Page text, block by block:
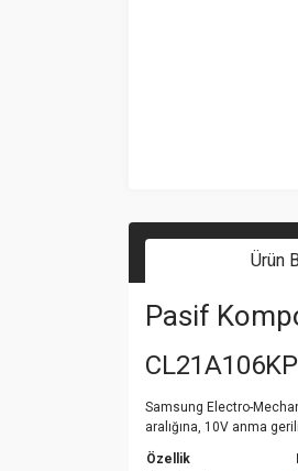
Ürün
Pasif
Samsung Electro-
aralığına, 10V anma
Özellik